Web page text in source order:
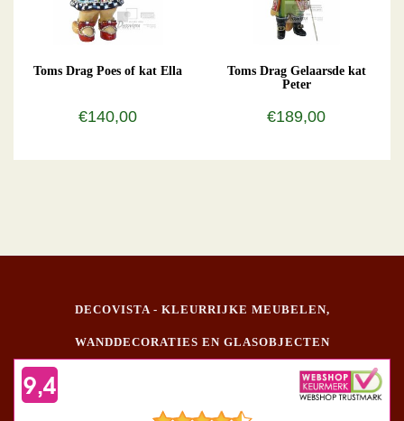
Toms Drag Poes of kat Ella
€140,00
Toms Drag Gelaarsde kat
Peter
€189,00
DECOVISTA - KLEURRIJKE MEUBELEN,
WANDDECORATIES EN GLASOBJECTEN